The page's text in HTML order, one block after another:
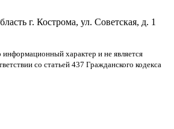
г. Кострома, ул. Советская, д. 1
характер и не является
со статьей 437 Гражданского кодекса